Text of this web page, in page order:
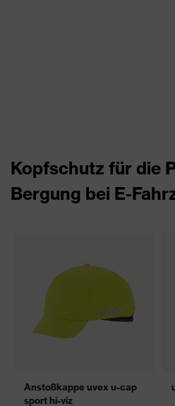
Kopfschutz für die
Bergung bei E-
Anstoßkappe uvex u-cap
sport hi-viz